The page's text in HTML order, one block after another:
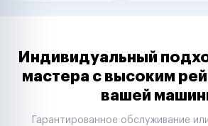
Таксопарки
Автодилеры
Индивидуальный
мастера с высоким
вашей
Гарантированное обслуживание